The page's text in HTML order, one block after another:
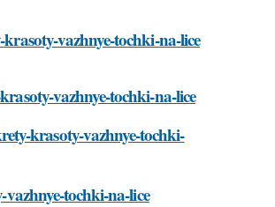
vazhnye-tochki-na-lice
vazhnye-tochki-na-lice
krasoty-vazhnye-tochki-
tochki-na-lice